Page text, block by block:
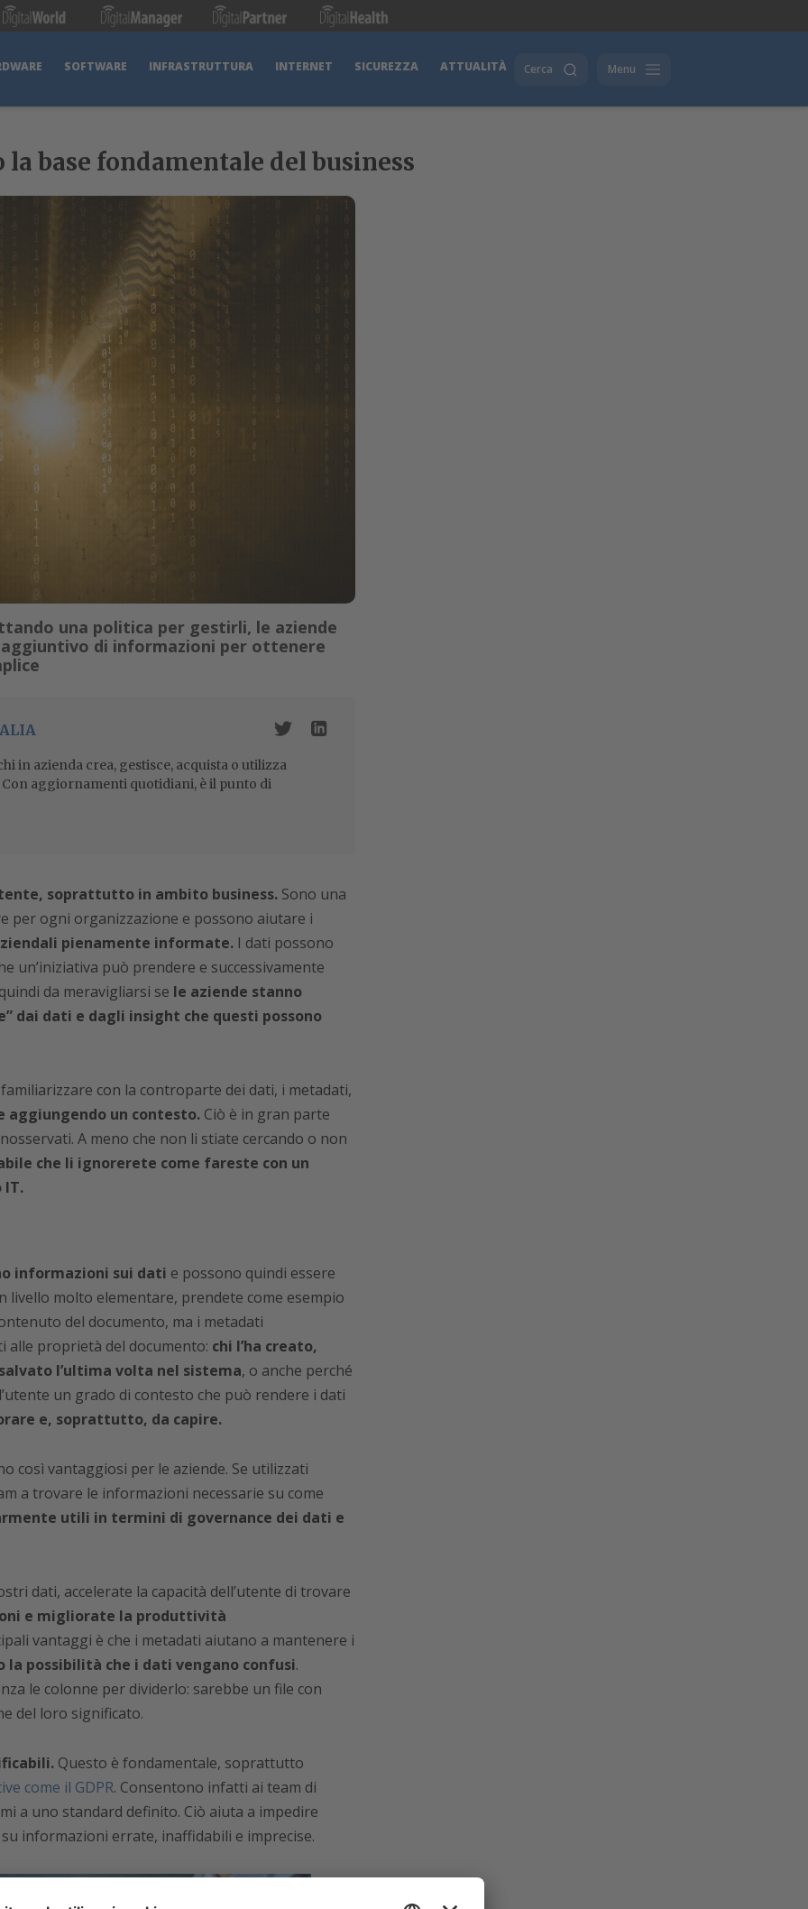
SOFTWARE INFRASTRUTTURA INTERNET SICUREZZA ATTUALITÀ Cerca Menu
base fondamentale del business
una politica per gestirli, le aziende
di informazioni per ottenere
in azienda crea, gestisce, acquista o utilizza
aggiornamenti quotidiani, è il punto di
soprattutto in ambito business.Sono una
per ogni organizzazione e possono aiutare i
pienamente informate.I dati possono
un’iniziativa può prendere e successivamente
da meravigliarsi se le aziende stanno
dai dati e dagli insight che questi possono
con la controparte dei dati, i metadati,
aggiungendo un contesto.Ciò è in gran parte
A meno che non li stiate cercando o non
che li ignorerete come fareste con un
informazioni sui dati e possono quindi essere
livello molto elementare, prendete come esempio
del documento, ma i metadati
proprietà del documento: chi l’ha creato,
l’ultima volta nel sistema, o anche perché
un grado di contesto che può rendere i dati
e, soprattutto, da capire.
così vantaggiosi per le aziende. Se utilizzati
a trovare le informazioni necessarie su come
utili in termini di governance dei dati e
dati, accelerate la capacità dell’utente di trovare
e migliorate la produttività
vantaggi è che i metadati aiutano a mantenere i
la possibilità che i dati vengano confusi.
le colonne per dividerlo: sarebbe un file con
del loro significato.
Questo è fondamentale, soprattutto
come il GDPR. Consentono infatti ai team di
a uno standard definito. Ciò aiuta a impedire
informazioni errate, inaffidabili e imprecise.